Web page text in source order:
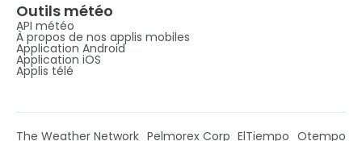
Outils météo
API météo
À propos de nos applis mobiles
Application Android
Application iOS
Applis télé
The Weather Network Pelmorex Corp ElTiempo Otempo